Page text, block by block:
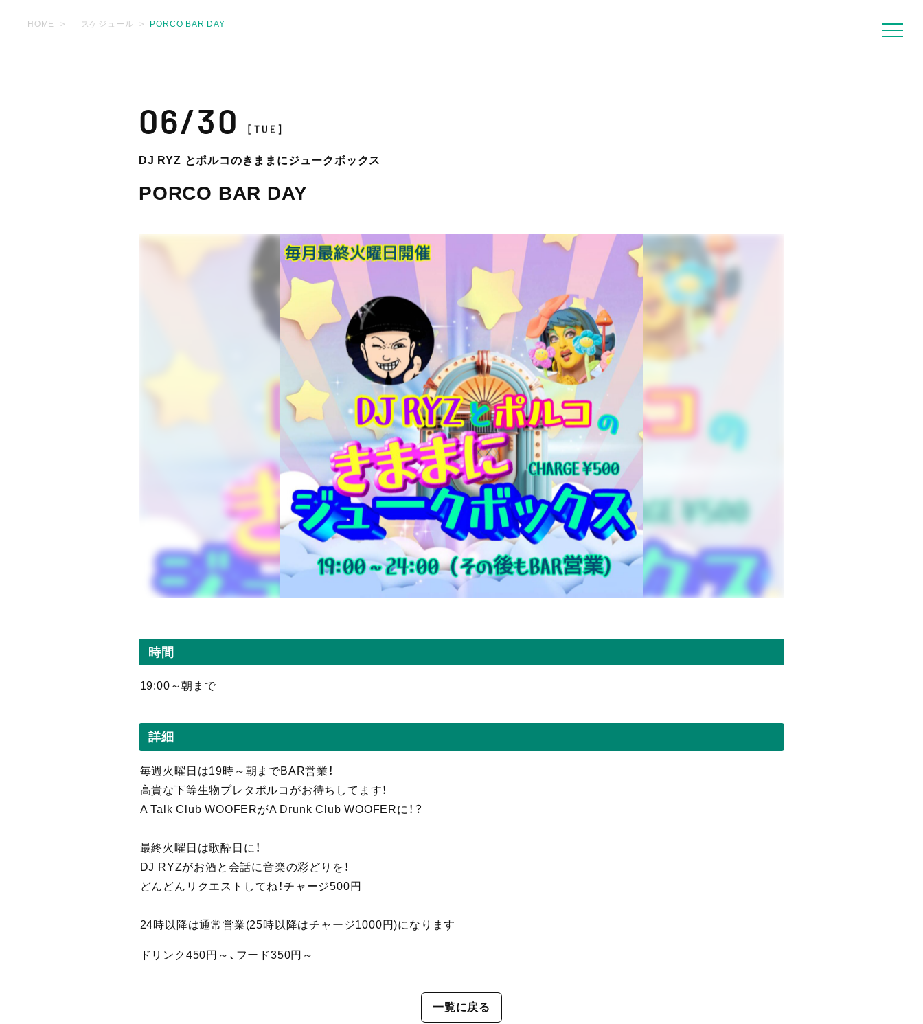
HOME スケジュール PORCO BAR DAY
06/30 [TUE]
DJ RYZ とポルコのきままにジュークボックス
PORCO BAR DAY
時間
19:00～朝まで
詳細
毎週火曜日は19時～朝までBAR営業！
高貴な下等生物プレタポルコがお待ちしてます！
A Talk Club WOOFERがA Drunk Club WOOFERに！？
最終火曜日は歌酔日に！
DJ RYZがお酒と会話に音楽の彩どりを！
どんどんリクエストしてね！チャージ500円
24時以降は通常営業(25時以降はチャージ1000円)になります
ドリンク450円～、フード350円～
一覧に戻る